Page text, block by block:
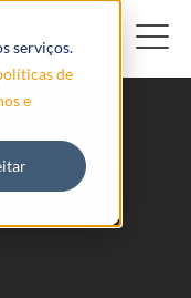
serviços.
de
e